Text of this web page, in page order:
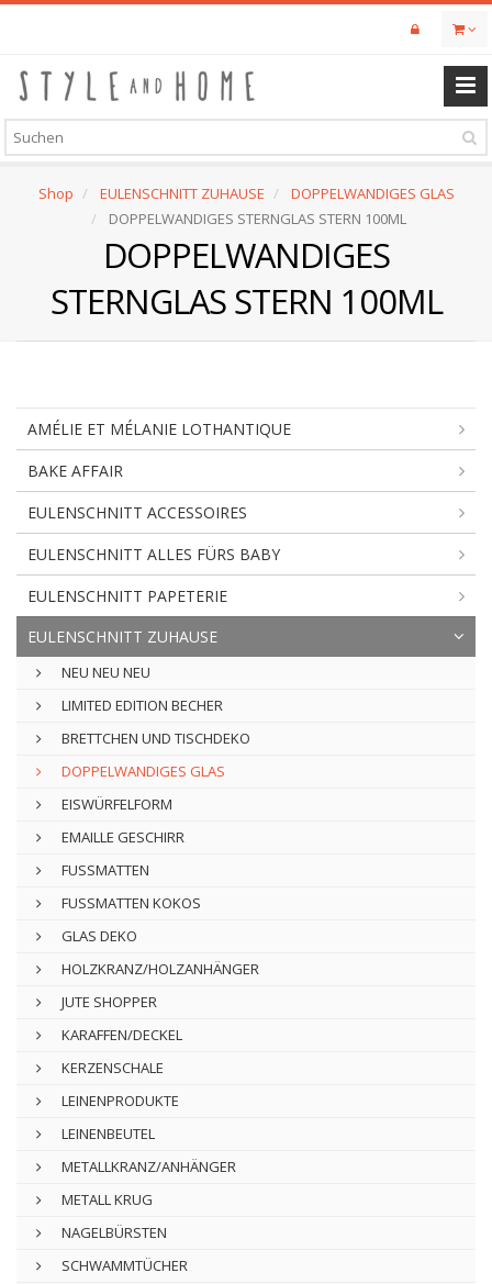
Skip
content
Shop EULENSCHNITT ZUHAUSE
DOPPELWANDIGES GLAS
DOPPELWANDIGES STERNGLAS STERN 100ML
DOPPELWANDIGES
STERNGLAS STERN 100ML
AMÉLIE ET MÉLANIE LOTHANTIQUE
BAKE AFFAIR
EULENSCHNITT ACCESSOIRES
EULENSCHNITT ALLES FÜRS BABY
EULENSCHNITT PAPETERIE
EULENSCHNITT ZUHAUSE
NEU NEU NEU
LIMITED EDITION BECHER
BRETTCHEN UND TISCHDEKO
DOPPELWANDIGES GLAS
EISWÜRFELFORM
EMAILLE GESCHIRR
FUSSMATTEN
FUSSMATTEN KOKOS
GLAS DEKO
HOLZKRANZ/HOLZANHÄNGER
JUTE SHOPPER
KARAFFEN/DECKEL
KERZENSCHALE
LEINENPRODUKTE
LEINENBEUTEL
METALLKRANZ/ANHÄNGER
METALL KRUG
NAGELBÜRSTEN
SCHWAMMTÜCHER